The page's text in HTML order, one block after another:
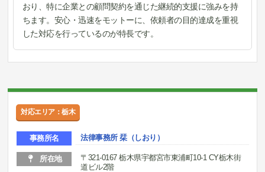
おり、特に企業との顧問契約を通じた継続的支援に強みを持
ちます。安心・迅速をモットーに、依頼者の目的達成を重視
した対応を行っているのが特長です。
対応エリア：栃木
事務所名 法律事務所 栞（しおり）
所在地
〒321-0167 栃木県宇都宮市東浦町10-1 CY栃木街
道ビル2階